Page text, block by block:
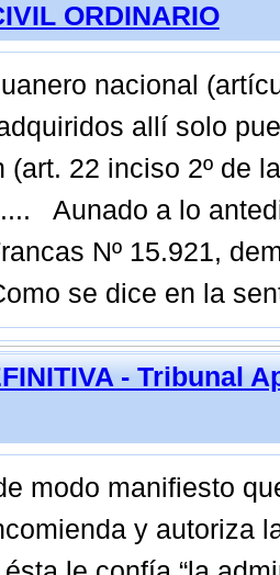
ORDINARIO
nacional
allí solo
(art. 22 inciso 2º de
Aunado a lo
Nº 15.921,
se dice en la
- Tribunal
modo manifiesto
y autoriza